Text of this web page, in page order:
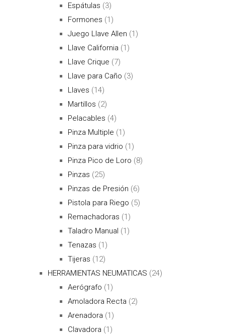
Espátulas (3)
Formones (1)
Juego Llave Allen (1)
Llave California (1)
Llave Crique (7)
Llave para Caño (3)
Llaves (14)
Martillos (2)
Pelacables (4)
Pinza Multiple (1)
Pinza para vidrio (1)
Pinza Pico de Loro (8)
Pinzas (25)
Pinzas de Presión (6)
Pistola para Riego (5)
Remachadoras (1)
Taladro Manual (1)
Tenazas (1)
Tijeras (12)
HERRAMIENTAS NEUMATICAS (24)
Aerógrafo (1)
Amoladora Recta (2)
Arenadora (1)
Clavadora (1)